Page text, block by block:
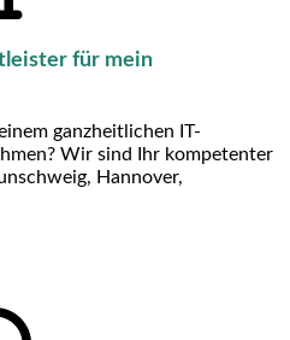
für mein
ganzheitlichen IT-
Wir sind Ihr kompetenter
Hannover,